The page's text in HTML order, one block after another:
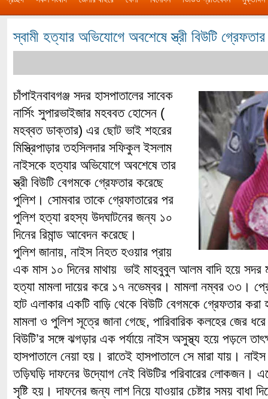
স্বামী হত্যার অভিযোগে অবশেষে স্ত্রী বিউটি গ্রেফতার
চাঁপাইনবাবগঞ্জ সদর হাসপাতালের সাবেক
নার্সিং সুপারভাইজার মহববত হোসেন (
মহব্বত ডাক্তার) এর ছোট ভাই শহরের
মিস্ত্রিপাড়ার তহসিলদার সফিকুল ইসলাম
নাইসকে হত্যার অভিযোগে অবশেষে তার
স্ত্রী বিউটি বেগমকে গ্রেফতার করেছে
পুলিশ। সোমবার তাকে গ্রেফাতারের পর
পুলিশ হত্যা রহস্য উদঘাটনের জন্য ১০
দিনের রিমান্ড আবেদন করেছে।
পুলিশ জানায়, নাইস নিহত হওয়ার প্রায়
এক মাস ১০ দিনের মাথায় ভাই মাহবুবুল আলম বাদি হয়ে সদর
হত্যা মামলা দায়ের করে ১৭ নভেম্বর। মামলা নম্বর ৩৩।
হাট এলাকার একটি বাড়ি থেকে বিউটি বেগমকে গ্রেফতার করা
মামলা ও পুলিশ সূত্রে জানা গেছে, পারিবারিক কলহের জের
বিউটি’র সঙ্গে ঝগড়ার এক পর্যায়ে নাইস অসুস্থ্য হয়ে পড়লে
হাসপাতালে নেয়া হয়। রাতেই হাসপাতালে সে মারা যায়।
তড়িঘড়ি দাফনের উদ্যোগ নেই বিউটির পরিবারের লোকজন।
সৃষ্টি হয়। দাফনের জন্য লাশ নিয়ে যাওয়ার চেষ্টার সময় বাধা